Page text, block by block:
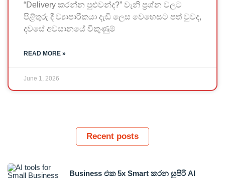
“Delivery කරන්න පුළුවන්ද?” වැනි ප්‍රශ්න වලට
පිළිතුරු දී ව්‍යාපාරිකයා දැඩි ලෙස වෙහෙසට පත් වුවද,
දවසේ අවසානයේ විකුණුම්
READ MORE »
June 1, 2026
Recent posts
Business එක 5x Smart කරන සුපිරි AI